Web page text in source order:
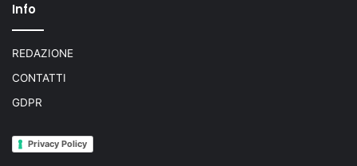
Info
REDAZIONE
CONTATTI
GDPR
Privacy Policy